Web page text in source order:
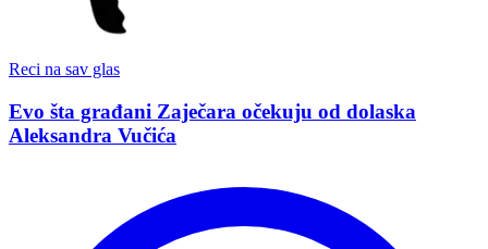
Reci na sav glas
Evo šta građani Zaječara očekuju od dolaska
Aleksandra Vučića